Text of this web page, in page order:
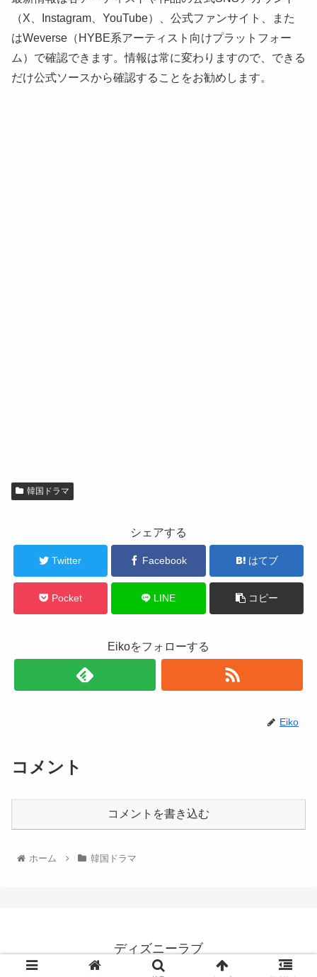
（X、Instagram、YouTube）、公式ファンサイト、また
はWeverse（HYBE系アーティスト向けプラットフォー
ム）で確認できます。情報は常に変わりますので、できる
だけ公式ソースから確認することをお勧めします。
韓国ドラマ
シェアする
Twitter Facebook はてブ
Pocket LINE コピー
Eikoをフォローする
Eiko
コメント
コメントを書き込む
ホーム 韓国ドラマ
ディズニーラブ
© 2022 ディズニーラブ.